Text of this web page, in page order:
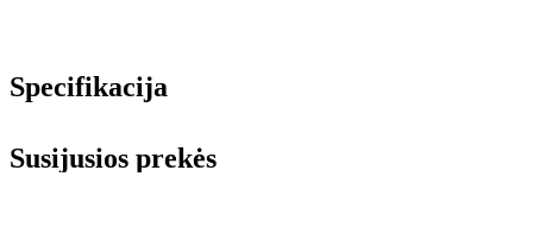
Specifikacija
Susijusios prekės